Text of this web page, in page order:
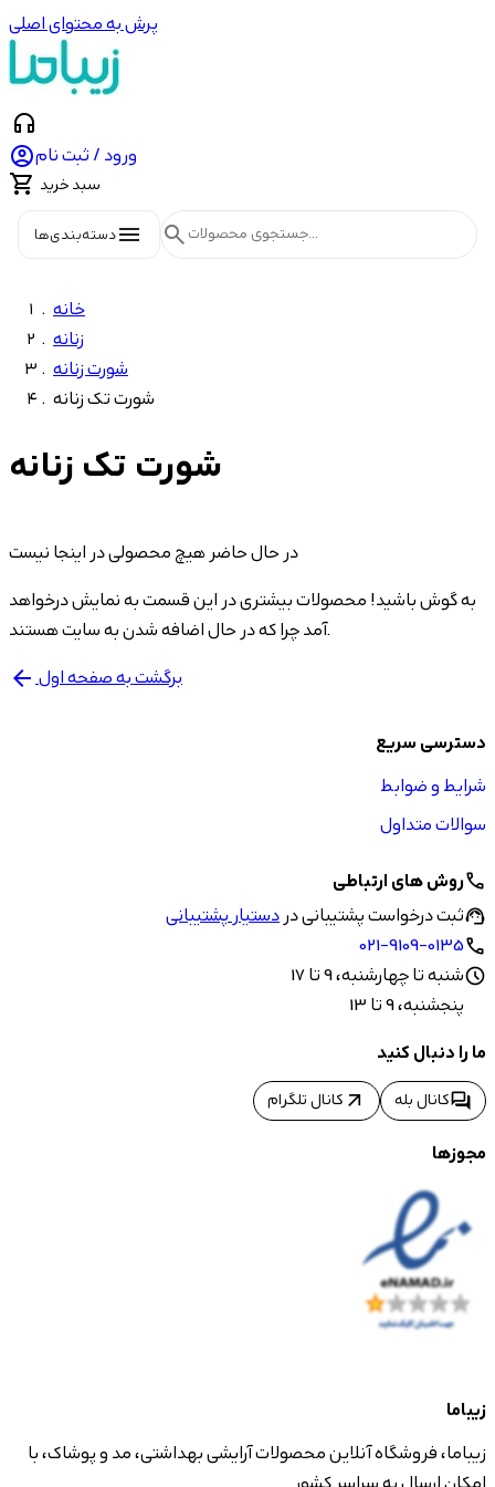
پرش به محتوای اصلی
headphones
ورود / ثبت نام
 سبد خرید
menuدسته‌بندی‌ها search
خانه
زنانه
شورت زنانه
شورت تک زنانه
شورت تک زنانه
در حال حاضر هیچ محصولی در اینجا نیست
به گوش باشید! محصولات بیشتری در این قسمت به نمایش درخواهد
آمد چرا که در حال اضافه شدن به سایت هستند.
arrow_back برگشت به صفحه اول
دسترسی سریع
شرایط و ضوابط
سوالات متداول
callروش های ارتباطی
support_agentثبت درخواست پشتیبانی دردستیار پشتیبانی
call
021-9109-0135
scheduleشنبه تا چهارشنبه، 9 تا 17
پنجشنبه، 9 تا 13
ما را دنبال کنید
forumکانال بله arrow_outward کانال تلگرام
مجوزها
زیباما
زیباما، فروشگاه آنلاین محصولات آرایشی بهداشتی، مد و پوشاک، با